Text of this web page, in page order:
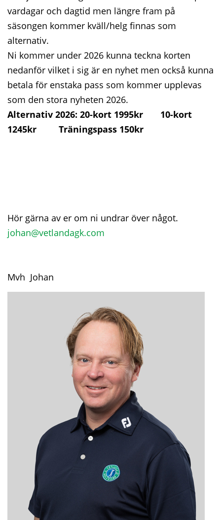
vardagar och dagtid men längre fram på
säsongen kommer kväll/helg finnas som
alternativ.
Ni kommer under 2026 kunna teckna korten
nedanför vilket i sig är en nyhet men också kunna
betala för enstaka pass som kommer upplevas
som den stora nyheten 2026.
Alternativ 2026: 20-kort 1995kr 10-kort
1245kr Träningspass 150kr
Hör gärna av er om ni undrar över något.
johan@vetlandagk.com
Mvh Johan